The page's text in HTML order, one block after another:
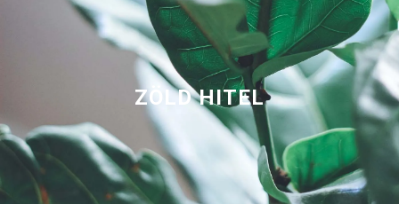
ZÖLD HITEL